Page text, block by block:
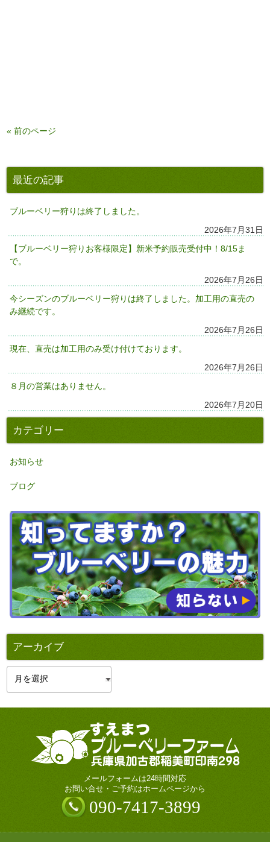
« 前のページ
最近の記事
ブルーベリー狩りは終了しました。
2026年7月31日
【ブルーベリー狩りお客様限定】新米予約販売受付中！8/15ま
で。
2026年7月26日
今シーズンのブルーベリー狩りは終了しました。加工用の直売の
み継続です。
2026年7月26日
現在、直売は加工用のみ受け付けております。
2026年7月26日
８月の営業はありません。
2026年7月20日
カテゴリー
お知らせ
ブログ
アーカイブ
イ
メールフォームは24時間対応
お問い合せ・ご予約はホームページから
090-7417-3899